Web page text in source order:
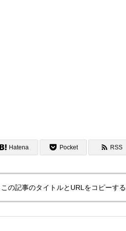
Hatena Pocket RSS
この記事のタイトルとURLをコピーする